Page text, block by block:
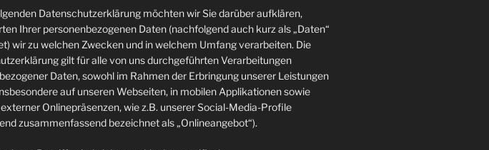
Datenschutzerklärung möchten wir Sie darüber aufklären,
Ihrer personenbezogenen Daten (nachfolgend auch kurz als „Daten“
wir zu welchen Zwecken und in welchem Umfang verarbeiten. Die
gilt für alle von uns durchgeführten Verarbeitungen
Daten, sowohl im Rahmen der Erbringung unserer Leistungen
auf unseren Webseiten, in mobilen Applikationen sowie
Onlinepräsenzen, wie z.B. unserer Social-Media-Profile
zusammenfassend bezeichnet als „Onlineangebot“).